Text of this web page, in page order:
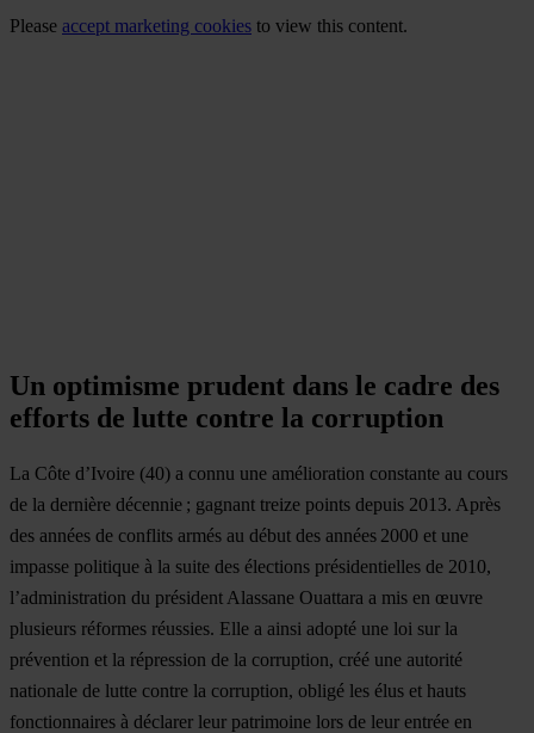
Please accept marketing cookies to view this content.
Un optimisme prudent dans le cadre des
efforts de lutte contre la corruption
La Côte d’Ivoire (40) a connu une amélioration constante au cours
de la dernière décennie ; gagnant treize points depuis 2013. Après
des années de conflits armés au début des années 2000 et une
impasse politique à la suite des élections présidentielles de 2010,
l’administration du président Alassane Ouattara a mis en œuvre
plusieurs réformes réussies. Elle a ainsi adopté une loi sur la
prévention et la répression de la corruption, créé une autorité
nationale de lutte contre la corruption, obligé les élus et hauts
fonctionnaires à déclarer leur patrimoine lors de leur entrée en